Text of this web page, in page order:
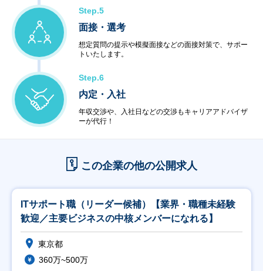
Step.5
面接・選考
想定質問の提示や模擬面接などの面接対策で、サポー
トいたします。
Step.6
内定・入社
年収交渉や、入社日などの交渉もキャリアアドバイザ
ーが代行！
この企業の他の公開求人
ITサポート職（リーダー候補）【業界・職種未経験
歓迎／主要ビジネスの中核メンバーになれる】
東京都
360万~500万